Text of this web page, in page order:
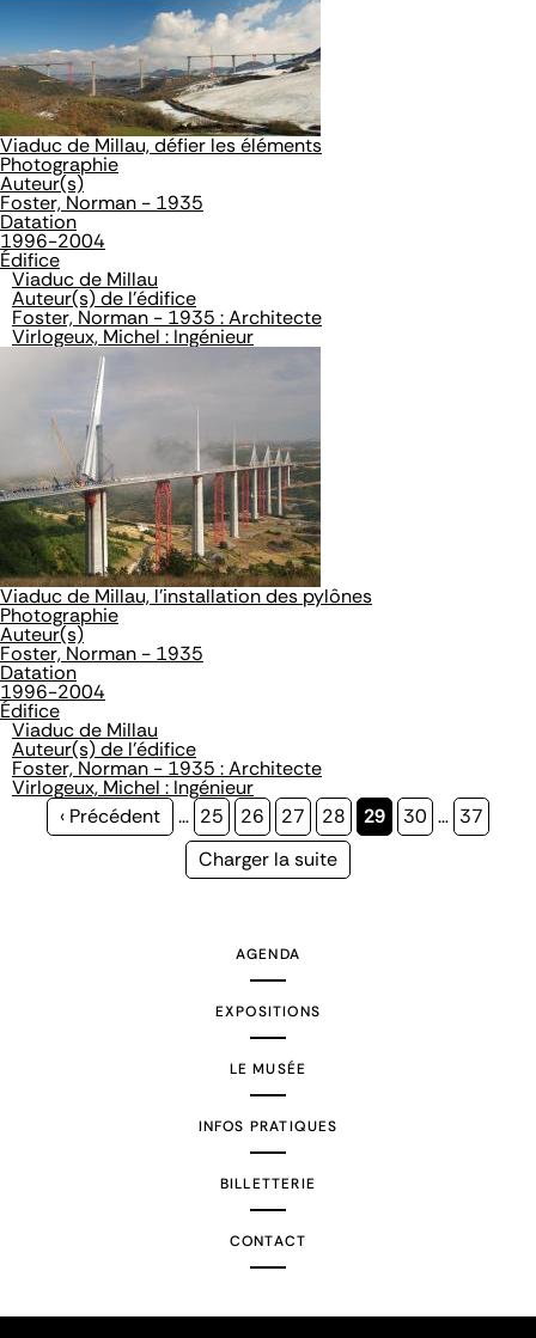
Viaduc de Millau, défier les éléments
Photographie
Auteur(s)
Foster, Norman - 1935
Datation
1996-2004
Édifice
Viaduc de Millau
Auteur(s) de l'édifice
Foster, Norman - 1935 : Architecte
Virlogeux, Michel : Ingénieur
Viaduc de Millau, l'installation des pylônes
Photographie
Auteur(s)
Foster, Norman - 1935
Datation
1996-2004
Édifice
Viaduc de Millau
Auteur(s) de l'édifice
Foster, Norman - 1935 : Architecte
Virlogeux, Michel : Ingénieur
Page
‹ Précédent … Page
25 Page
26 Page
27 Page
28
Page
29 Page
30 … Page
37
Page
Charger la suite
AGENDA
EXPOSITIONS
LE MUSÉE
INFOS PRATIQUES
BILLETTERIE
CONTACT